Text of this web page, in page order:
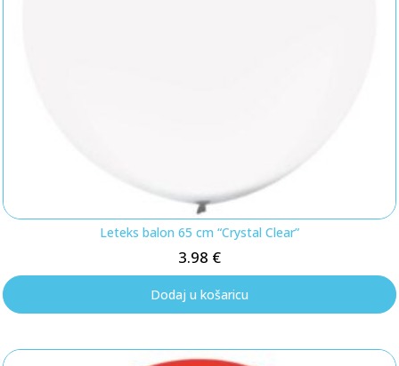
Leteks balon 65 cm “Crystal Clear”
3.98 €
Dodaj u košaricu